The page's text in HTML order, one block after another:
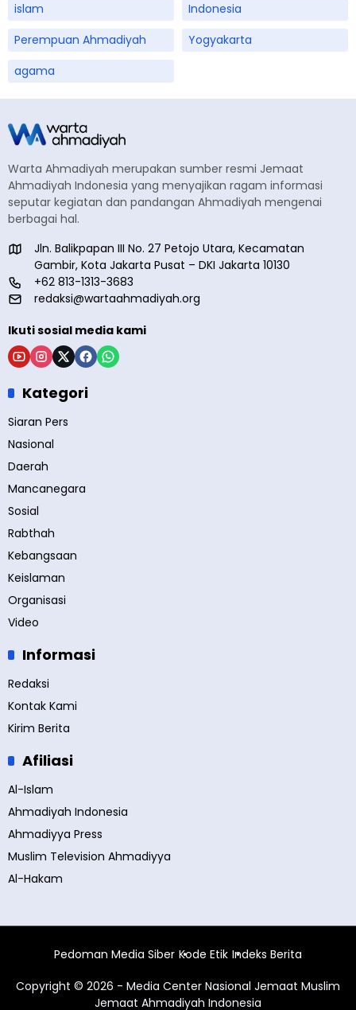
islam
Indonesia
Perempuan Ahmadiyah
Yogyakarta
agama
Warta Ahmadiyah merupakan sumber resmi Jemaat
Ahmadiyah Indonesia yang menyajikan ragam informasi
seputar kegiatan dan pandangan Ahmadiyah mengenai
berbagai hal.
Jln. Balikpapan III No. 27 Petojo Utara, Kecamatan
Gambir, Kota Jakarta Pusat – DKI Jakarta 10130
+62 813-1313-3683
redaksi@wartaahmadiyah.org
Ikuti sosial media kami
Kategori
Siaran Pers
Nasional
Daerah
Mancanegara
Sosial
Rabthah
Kebangsaan
Keislaman
Organisasi
Video
Informasi
Redaksi
Kontak Kami
Kirim Berita
Afiliasi
Al-Islam
Ahmadiyah Indonesia
Ahmadiyya Press
Muslim Television Ahmadiyya
Al-Hakam
Pedoman Media Siber Kode Etik Indeks Berita
Copyright © 2026 - Media Center Nasional Jemaat Muslim
Jemaat Ahmadiyah Indonesia